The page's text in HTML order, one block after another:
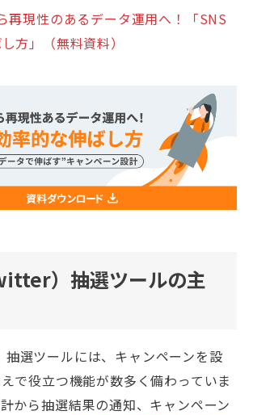
再現性のあるデータ運用へ！「SNS
方」（無料資料）
）抽選ツールの主
選ツールには、キャンペーンを設
で役立つ機能が数多く備わっていま
から抽選結果の通知、キャンペーン